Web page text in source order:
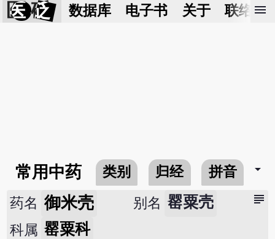
医 砭 数据库 电子书 关于 联络我
menu
常用中药 类别 归经 拼音 arrow_drop_down
subject
药名 御米壳 别名 罂粟壳
科属 罂粟科